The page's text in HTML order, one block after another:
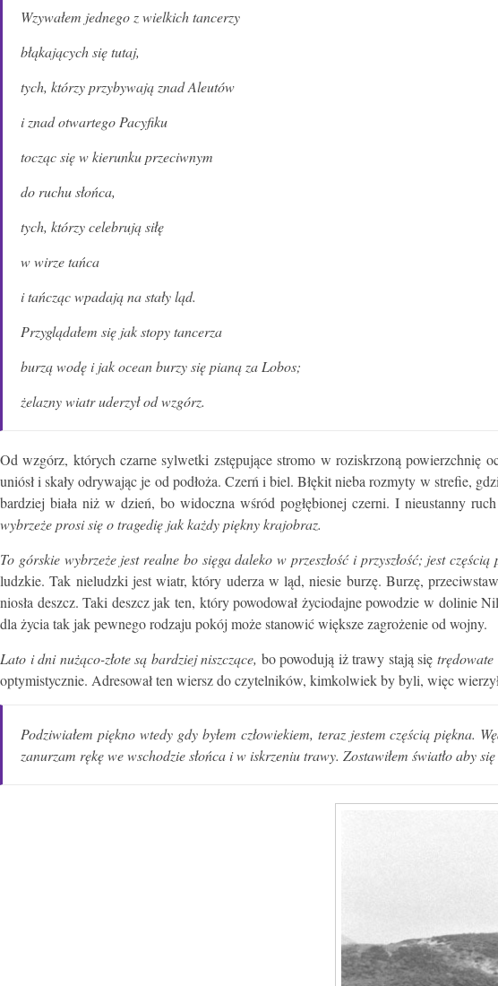
Wzywałem jednego z wielkich tancerzy
błąkających się tutaj,
tych, którzy przybywają znad Aleutów
i znad otwartego Pacyfiku
tocząc się w kierunku przeciwnym
do ruchu słońca,
tych, którzy celebrują siłę
w wirze tańca
i tańcząc wpadają na stały ląd.
Przyglądałem się jak stopy tancerza
burzą wodę i jak ocean burzy się pianą za Lobos;
żelazny wiatr uderzył od wzgórz.
Od wzgórz, których czarne sylwetki zstępujące stromo w roziskrzoną powierzchnię
uniósł i skały odrywając je od podłoża. Czerń i biel. Błękit nieba rozmyty w strefie,
bardziej biała niż w dzień, bo widoczna wśród pogłębionej czerni. I nieustanny
wybrzeże prosi się o tragedię jak każdy piękny krajobraz.
To górskie wybrzeże jest realne bo sięga daleko w przeszłość i przyszłość; jest
ludzkie. Tak nieludzki jest wiatr, który uderza w ląd, niesie burzę. Burzę,
niosła deszcz. Taki deszcz jak ten, który powodował życiodajne powodzie w dolinie
dla życia tak jak pewnego rodzaju pokój może stanowić większe zagrożenie od wojny.
Lato i dni nużąco-złote są bardziej niszczące, bo powodują iż trawy stają się trędowate
optymistycznie. Adresował ten wiersz do czytelników, kimkolwiek by byli, więc
Podziwiałem piękno wtedy gdy byłem człowiekiem, teraz jestem częścią
zanurzam rękę we wschodzie słońca i w iskrzeniu trawy. Zostawiłem światło aby